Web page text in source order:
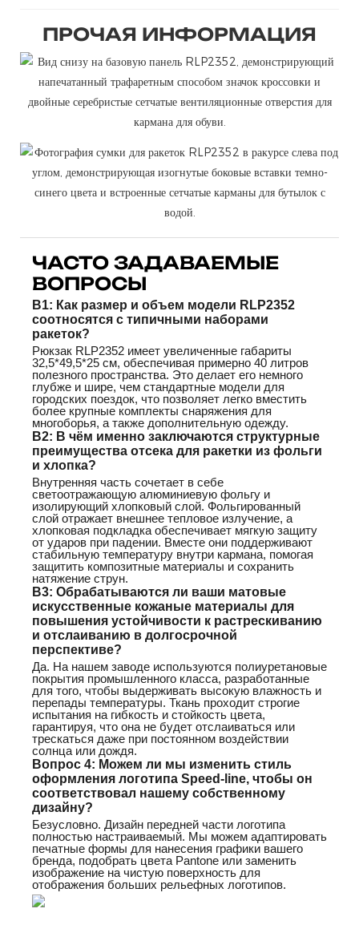
ПРОЧАЯ ИНФОРМАЦИЯ
ЧАСТО ЗАДАВАЕМЫЕ
ВОПРОСЫ
В1: Как размер и объем модели RLP2352
соотносятся с типичными наборами
ракеток?
Рюкзак RLP2352 имеет увеличенные габариты
32,5*49,5*25 см, обеспечивая примерно 40 литров
полезного пространства. Это делает его немного
глубже и шире, чем стандартные модели для
городских поездок, что позволяет легко вместить
более крупные комплекты снаряжения для
многоборья, а также дополнительную одежду.
В2: В чём именно заключаются структурные
преимущества отсека для ракетки из фольги
и хлопка?
Внутренняя часть сочетает в себе
светоотражающую алюминиевую фольгу и
изолирующий хлопковый слой. Фольгированный
слой отражает внешнее тепловое излучение, а
хлопковая подкладка обеспечивает мягкую защиту
от ударов при падении. Вместе они поддерживают
стабильную температуру внутри кармана, помогая
защитить композитные материалы и сохранить
натяжение струн.
В3: Обрабатываются ли ваши матовые
искусственные кожаные материалы для
повышения устойчивости к растрескиванию
и отслаиванию в долгосрочной
перспективе?
Да. На нашем заводе используются полиуретановые
покрытия промышленного класса, разработанные
для того, чтобы выдерживать высокую влажность и
перепады температуры. Ткань проходит строгие
испытания на гибкость и стойкость цвета,
гарантируя, что она не будет отслаиваться или
трескаться даже при постоянном воздействии
солнца или дождя.
Вопрос 4: Можем ли мы изменить стиль
оформления логотипа Speed-line, чтобы он
соответствовал нашему собственному
дизайну?
Безусловно. Дизайн передней части логотипа
полностью настраиваемый. Мы можем адаптировать
печатные формы для нанесения графики вашего
бренда, подобрать цвета Pantone или заменить
изображение на чистую поверхность для
отображения больших рельефных логотипов.